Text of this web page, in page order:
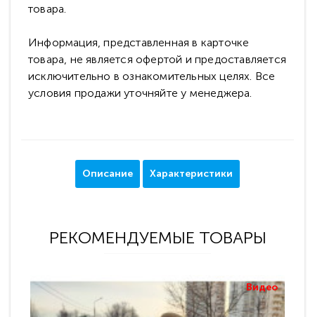
товара.
Информация, представленная в карточке
товара, не является офертой и предоставляется
исключительно в ознакомительных целях. Все
условия продажи уточняйте у менеджера.
Описание Характеристики
РЕКОМЕНДУЕМЫЕ ТОВАРЫ
Видео